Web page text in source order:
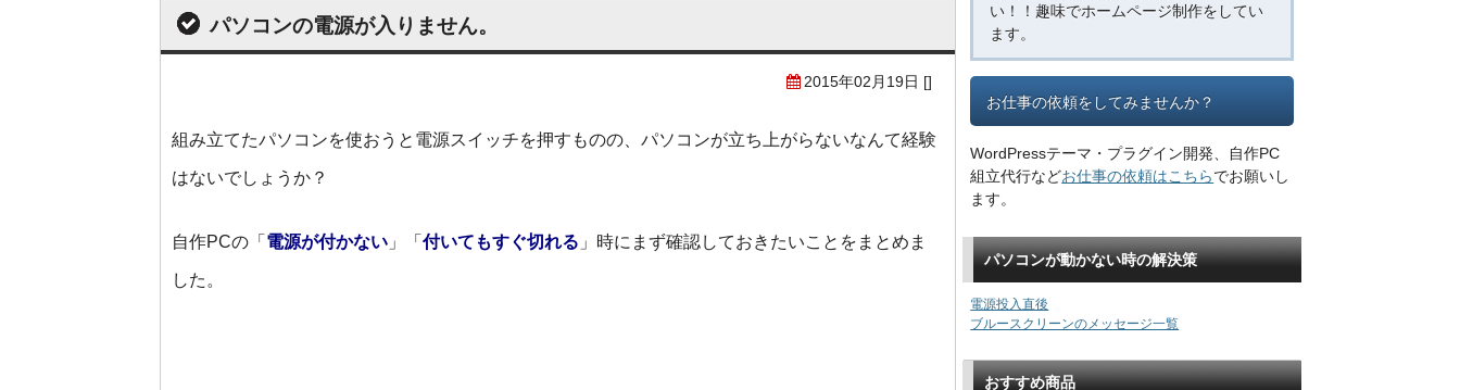
パソコンの電源が入りません。
2015年02月19日 []
組み立てたパソコンを使おうと電源スイッチを押すものの、パソコンが立ち上がらないなんて経験
はないでしょうか？
自作PCの「 電源が付かない 」「 付いてもすぐ切れる 」時に まず確認しておきたいことをまとめま
した。
い！！趣味でホームページ制作をしてい
ます。
お仕事の依頼をしてみませんか？
WordPressテーマ・プラグイン開発、自作PC
組立代行などお仕事の依頼はこちらでお願いし
ます。
パソコンが動かない時の解決策
電源投入直後
ブルースクリーンのメッセージ一覧
おすすめ商品